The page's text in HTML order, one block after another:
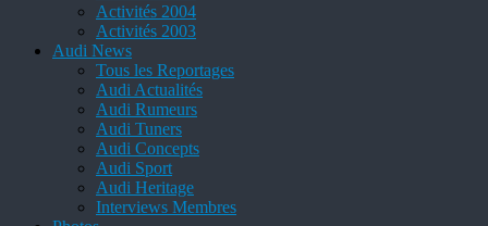
Activités 2004
Activités 2003
Audi News
Tous les Reportages
Audi Actualités
Audi Rumeurs
Audi Tuners
Audi Concepts
Audi Sport
Audi Heritage
Interviews Membres